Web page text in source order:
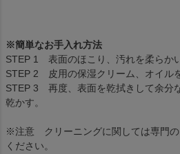
※簡単なお手入れ方法
STEP 1 表面のほこり、汚れを柔らか
STEP 2 皮用の保湿クリーム、オイル
STEP 3 再度、表面を乾拭きして余分
乾かす。
※注意 クリーニングに関しては専門の
ください。